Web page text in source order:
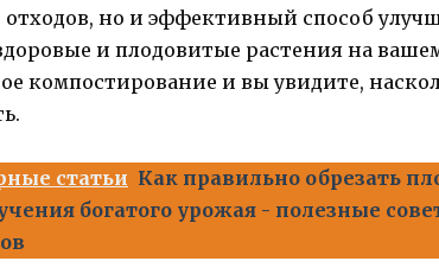
отходов, но и эффективный способ
и плодовитые растения на
компостирование и вы увидите,
статьи Как правильно обрезать
богатого урожая - полезные